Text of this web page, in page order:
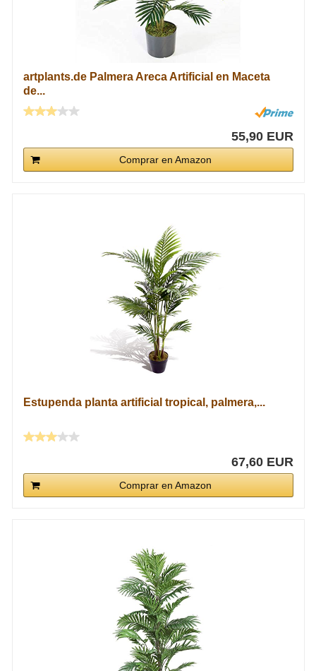
artplants.de Palmera Areca Artificial en Maceta
de...
55,90 EUR
Comprar en Amazon
Estupenda planta artificial tropical, palmera,...
67,60 EUR
Comprar en Amazon